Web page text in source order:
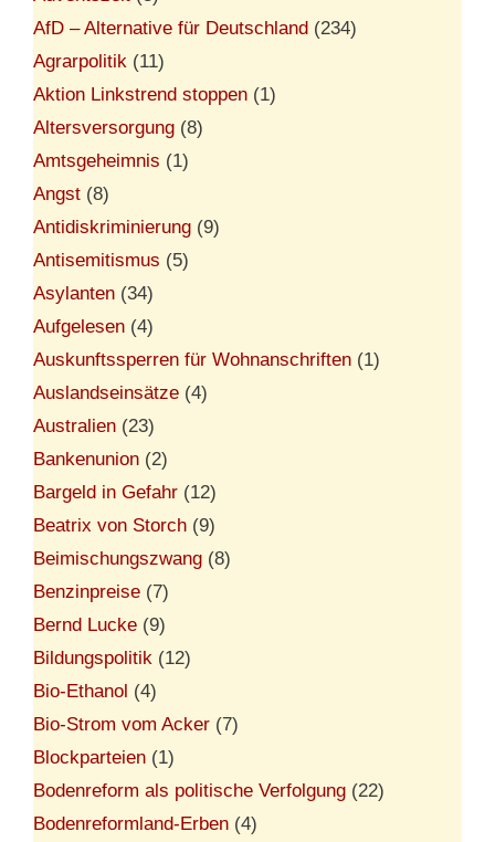
AfD – Alternative für Deutschland (234)
Agrarpolitik (11)
Aktion Linkstrend stoppen (1)
Altersversorgung (8)
Amtsgeheimnis (1)
Angst (8)
Antidiskriminierung (9)
Antisemitismus (5)
Asylanten (34)
Aufgelesen (4)
Auskunftssperren für Wohnanschriften (1)
Auslandseinsätze (4)
Australien (23)
Bankenunion (2)
Bargeld in Gefahr (12)
Beatrix von Storch (9)
Beimischungszwang (8)
Benzinpreise (7)
Bernd Lucke (9)
Bildungspolitik (12)
Bio-Ethanol (4)
Bio-Strom vom Acker (7)
Blockparteien (1)
Bodenreform als politische Verfolgung (22)
Bodenreformland-Erben (4)